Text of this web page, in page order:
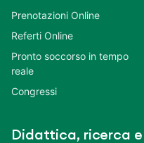
Prenotazioni Online
Referti Online
Pronto soccorso in tempo
reale
Congressi
Didattica, ricerca e